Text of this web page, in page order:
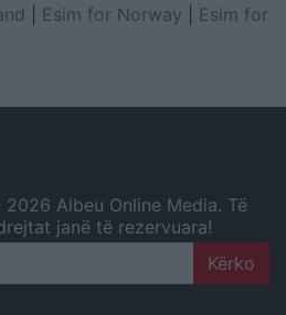
Esim for Norway
Esim for
2026 Albeu Online Media. Të
janë të rezervuara!